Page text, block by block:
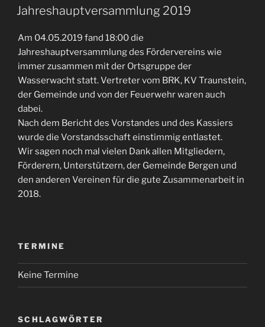
AM
Jahreshauptversammlung 2019
Am 04.05.2019 fand 18:00 die
Jahreshauptversammlung des Fördervereins wie
immer zusammen mit der Ortsgruppe der
Wasserwacht statt. Vertreter vom BRK, KV Traunstein,
der Gemeinde und von der Feuerwehr waren auch
dabei.
Nach dem Bericht des Vorstandes und des Kassiers
wurde die Vorstandsschaft einstimmig entlastet.
Wir sagen noch mal vielen Dank allen Mitgliedern,
Förderern, Unterstützern, der Gemeinde Bergen und
den anderen Vereinen für die gute Zusammenarbeit in
2018.
TERMINE
Keine Termine
SCHLAGWÖRTER